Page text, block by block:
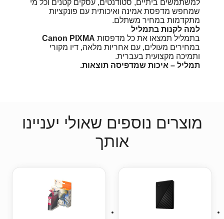
למשתמשים ביתיים, סטודנטים, עסקים קטנים וכל מי
שמחפש מדפסת אמינה ואיכותית עם פונקציות
מתקדמות במחיר משתלם.
למה לקנות בתמליל
בתמליל תמצאו את כל מדפסות Canon PIXMA
במחירים מעולים, עם אחריות מלאה, דיו מקורי
ותמיכה מקצועית בעברית.
תמליל – איכות שמדפיסה תוצאות.
מוצרים נוספים שאולי יעניינו
אותך